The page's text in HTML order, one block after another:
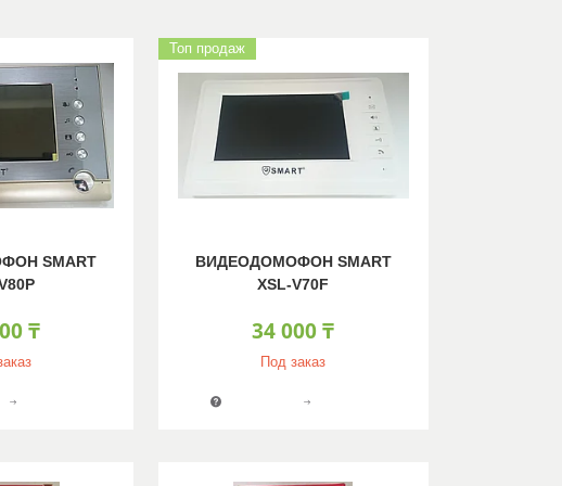
SMART
₸
Топ продаж
ВИДЕОДОМОФОН SMART
XSL-V70F
34 000 ₸
Под заказ